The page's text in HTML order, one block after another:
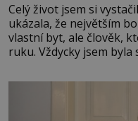
Celý život jsem si
ukázala, že největším
vlastní byt, ale člověk,
ruku. Vždycky jsem
mi knihy, práce a